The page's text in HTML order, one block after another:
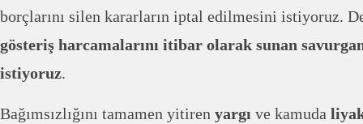
borçlarını silen kararların iptal edilmesini istiyoruz.
gösteriş harcamalarını itibar olarak sunan
istiyoruz.
Bağımsızlığını tamamen yitiren yargı ve kamuda